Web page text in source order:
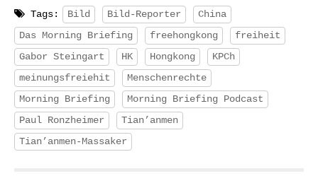
Tags: Bild Bild-Reporter
China
Das Morning Briefing
freehongkong
freiheit
Gabor Steingart
HK Hongkong
KPCh
meinungsfreiehit
Menschenrechte
Morning Briefing
Morning Briefing Podcast
Paul Ronzheimer
Tian’anmen
Tian’anmen-Massaker